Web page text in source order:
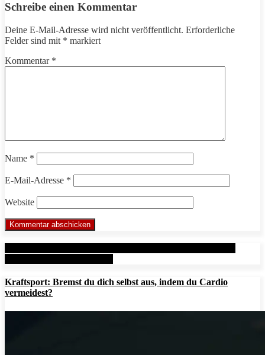
Schreibe einen Kommentar
Deine E-Mail-Adresse wird nicht veröffentlicht. Erforderliche
Felder sind mit * markiert
Kommentar *
Name *
E-Mail-Adresse *
Website
Kraftsport: Bremst du dich selbst aus, indem du Cardio
vermeidest?